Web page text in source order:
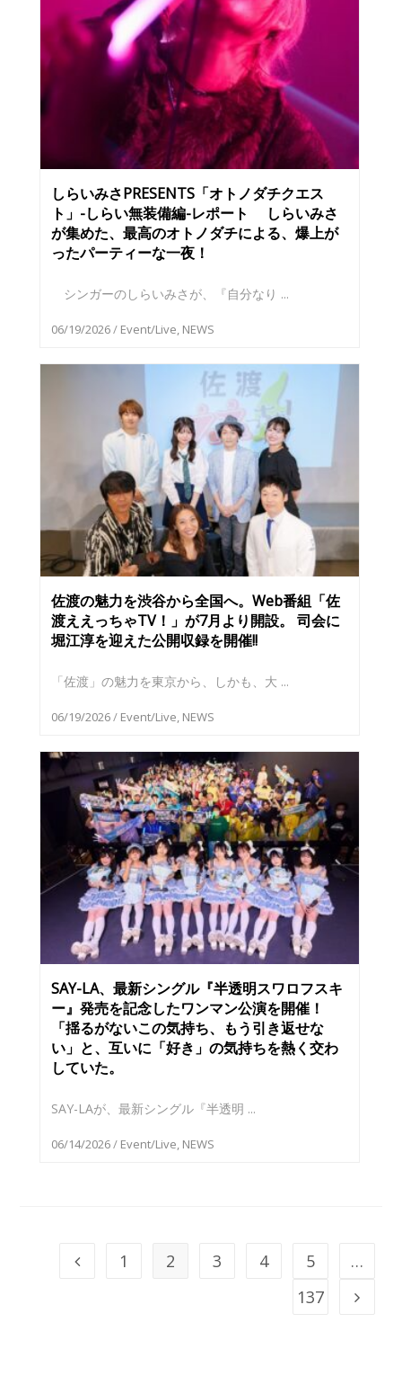
しらいみさPRESENTS「オトノダチクエス
ト」-しらい無装備編-レポート しらいみさ
が集めた、最高のオトノダチによる、爆上が
ったパーティーな一夜！
シンガーのしらいみさが、『自分なり ...
06/19/2026/ Event/Live, NEWS
佐渡の魅力を渋谷から全国へ。Web番組「佐
渡ええっちゃTV！」が7月より開設。 司会に
堀江淳を迎えた公開収録を開催!!
「佐渡」の魅力を東京から、しかも、大 ...
06/19/2026/ Event/Live, NEWS
SAY-LA、最新シングル『半透明スワロフスキ
ー』発売を記念したワンマン公演を開催！
「揺るがないこの気持ち、もう引き返せな
い」と、互いに「好き」の気持ちを熱く交わ
していた。
SAY-LAが、最新シングル『半透明 ...
06/14/2026/ Event/Live, NEWS
1 2 3 4 5
…
137